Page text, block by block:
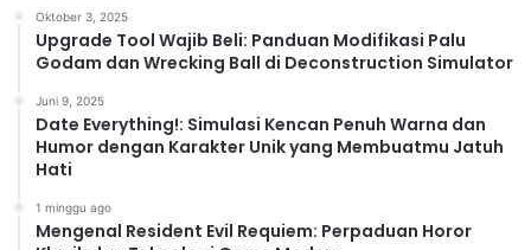
Oktober 3, 2025
Upgrade Tool Wajib Beli: Panduan Modifikasi Palu
Godam dan Wrecking Ball di Deconstruction Simulator
Juni 9, 2025
Date Everything!: Simulasi Kencan Penuh Warna dan
Humor dengan Karakter Unik yang Membuatmu Jatuh
Hati
1 minggu ago
Mengenal Resident Evil Requiem: Perpaduan Horor